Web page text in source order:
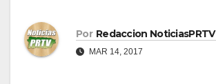
Por Redaccion NoticiasPRTV
MAR 14, 2017